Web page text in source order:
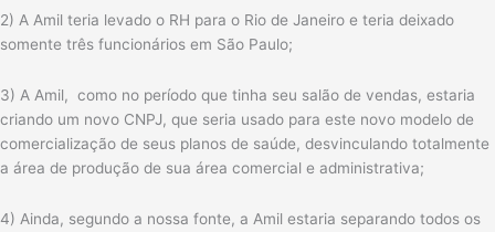
2) A Amil teria levado o RH para o Rio de Janeiro e teria deixado
somente três funcionários em São Paulo;
3) A Amil, como no período que tinha seu salão de vendas, estaria
criando um novo CNPJ, que seria usado para este novo modelo de
comercialização de seus planos de saúde, desvinculando totalmente
a área de produção de sua área comercial e administrativa;
4) Ainda, segundo a nossa fonte, a Amil estaria separando todos os